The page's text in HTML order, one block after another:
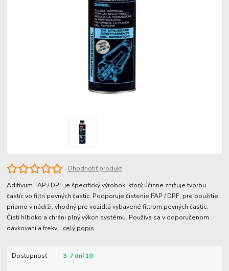
Ohodnotiť produkt
Aditívum FAP / DPF je špecifický výrobok, ktorý účinne znižuje tvorbu
častíc vo filtri pevných častic. Podporuje čistenie FAP / DPF, pre použitie
priamo v nádrži, vhodný pre vozidlá vybavené filtrom pevných častic.
Čistí hlboko a chráni plný výkon systému. Používa sa v odporučenom
dávkovaní a frekv... celý popis
Dostupnosť 3-7 dní 10